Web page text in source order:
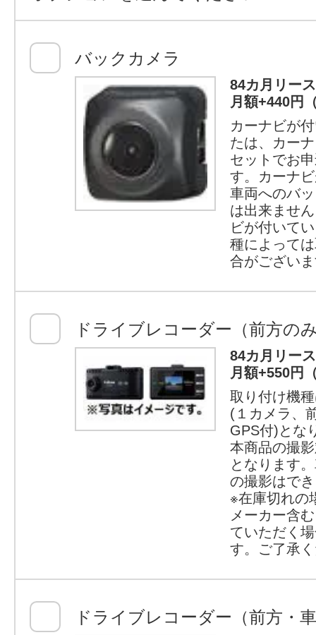
バックカメラ
84カ月リー
月額+440円
カーナビが
たは、カー
セットでお
す。カーナ
車両へのバ
は出来ませ
ビが付いて
種によって
合がござい
ドライブレコーダー（前方の
84カ月リー
月額+550円
取り付け機
(１カメラ、
GPS付)とな
本商品の撮
となります
の撮影はで
※在庫切れの
メーカー含
ていただく
す。ご了承
ドライブレコーダー（前方・